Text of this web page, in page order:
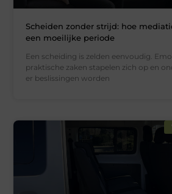
Scheiden zonder strijd: hoe
een moeilijke periode
Een scheiding is zelden eenvoudig.
praktische zaken stapelen zich op en
er beslissingen worden